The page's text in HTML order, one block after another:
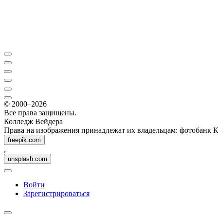
© 2000–2026
Все права защищены.
Колледж Вейдера
Права на изображения принадлежат их владельцам: фотобанк
freepik.com
,
unsplash.com
Войти
Зарегистрироваться